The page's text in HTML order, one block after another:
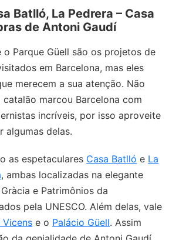
Batlló, La Pedrera – Casa
de Antoni Gaudí
o Parque Güell são os projetos de
em Barcelona, mas eles
merecem a sua atenção. Não
marcou Barcelona com
incríveis, por isso aproveite
algumas delas.
as espetaculares Casa Batlló e La
, ambas localizadas na elegante
e Patrimônios da
pela UNESCO. Além delas, vale
Vicens e o Palácio Güell. Assim